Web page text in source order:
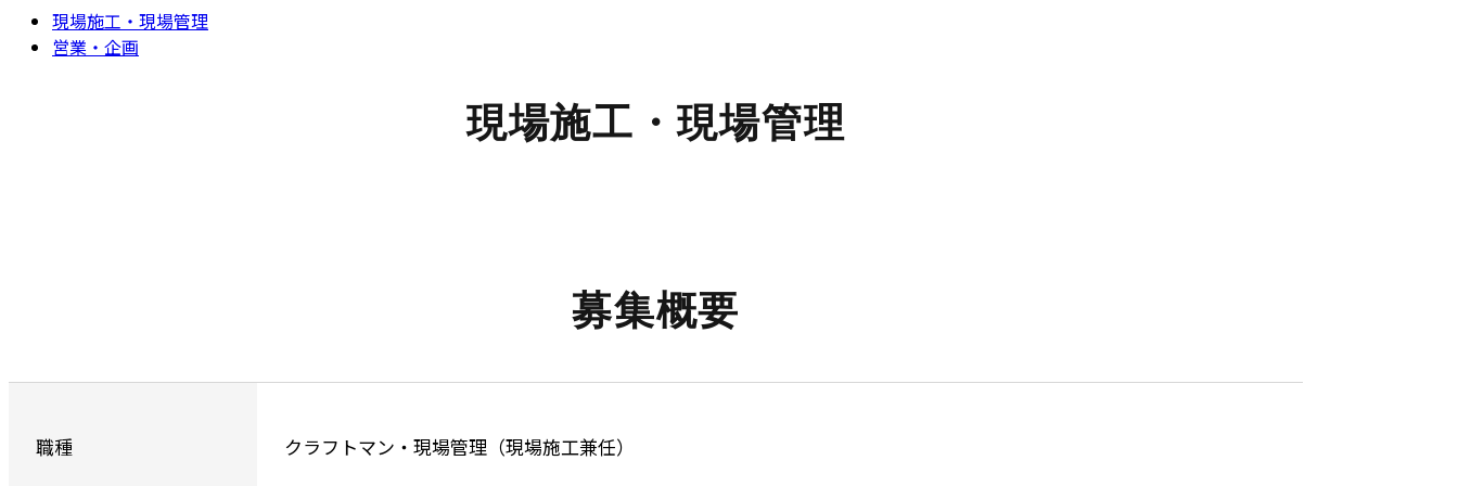
現場施工・現場管理
営業・企画
現場施工・現場管理
募集概要
職種 クラフトマン・現場管理（現場施工兼任）